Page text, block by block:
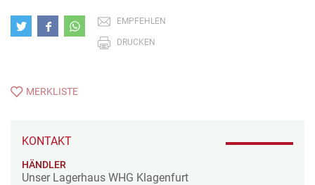
EMPFEHLEN
DRUCKEN
MERKLISTE
KONTAKT
HÄNDLER
Unser Lagerhaus WHG Klagenfurt